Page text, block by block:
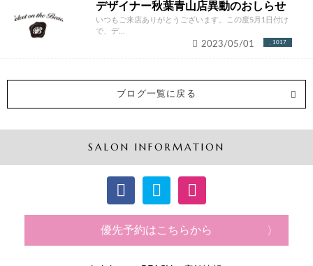
デザイナー秋葉青山店異動のおしらせ
いつもご来店ありがとうございます。この度5月1日付け
で、デ...
1017
2023/05/01
ブログ一覧に戻る
SALON INFORMATION
優先予約はこちらから